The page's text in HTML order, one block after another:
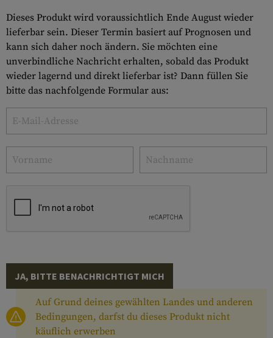
Dieses Produkt wird voraussichtlich Ende August wieder
lieferbar sein. Dieser Termin basiert auf Prognosen und
kann sich daher noch ändern. Sie möchten eine
unverbindliche Nachricht erhalten, sobald das Produkt
wieder lagernd und direkt lieferbar ist? Dann füllen Sie
bitte das nachfolgende Formular aus:
JA, BITTE BENACHRICHTIGT MICH
Auf Grund deines gewählten Landes und anderen
Bedingungen, darfst du dieses Produkt nicht
käuflich erwerben